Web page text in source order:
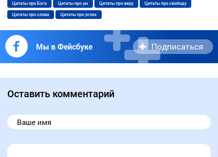
Цитаты про Бога Цитаты про ум Цитаты про веру Цитаты про свободу
Цитаты про слова Цитаты про успех
Мы в Фейсбуке Подписаться
Оставить комментарий